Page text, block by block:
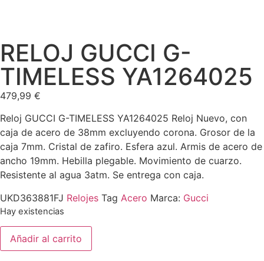
RELOJ GUCCI G-
TIMELESS YA1264025
479,99 €
Reloj GUCCI G-TIMELESS YA1264025 Reloj Nuevo, con
caja de acero de 38mm excluyendo corona. Grosor de la
caja 7mm. Cristal de zafiro. Esfera azul. Armis de acero de
ancho 19mm. Hebilla plegable. Movimiento de cuarzo.
Resistente al agua 3atm. Se entrega con caja.
UKD363881FJ Relojes Tag Acero Marca: Gucci
Hay existencias
Añadir al carrito